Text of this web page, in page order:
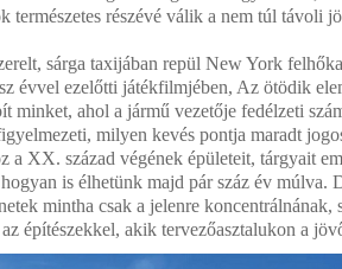
természetes részévé válik a nem túl távoli
sárga taxijában repül New York
évvel ezelőtti játékfilmjében, Az ötödik
minket, ahol a jármű vezetője fedélzeti
milyen kevés pontja maradt
a XX. század végének épületeit, tárgyait
is élhetünk majd pár száz év múlva.
mintha csak a jelenre
építészekkel, akik tervezőasztalukon a